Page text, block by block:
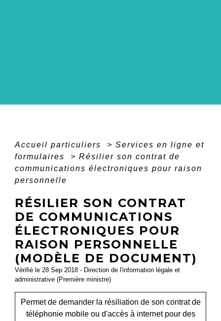
Accueil particuliers > Services en ligne et
formulaires
> Résilier son contrat de
communications électroniques pour raison
personnelle
RÉSILIER SON CONTRAT
DE COMMUNICATIONS
ÉLECTRONIQUES POUR
RAISON PERSONNELLE
(MODÈLE DE DOCUMENT)
Vérifié le 28 Sep 2018 - Direction de l'information légale et
administrative (Première ministre)
Permet de demander la résiliation de son contrat de
téléphonie mobile ou d'accès à internet pour des